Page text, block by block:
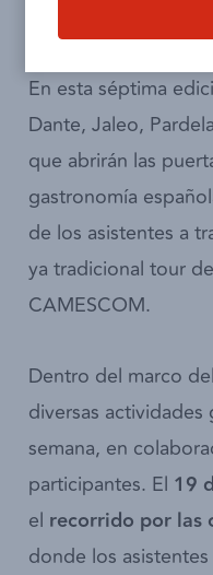
En esta séptima
Dante, Jaleo,
que abrirán las
gastronomía
de los asistentes a
ya tradicional tour
CAMESCOM.
Dentro del marco
diversas
semana, en
participantes. El 19
el recorrido por las
donde los